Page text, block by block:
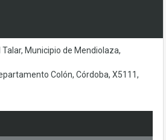
Municipio de Mendiolaza,
Colón, Córdoba, X5111,